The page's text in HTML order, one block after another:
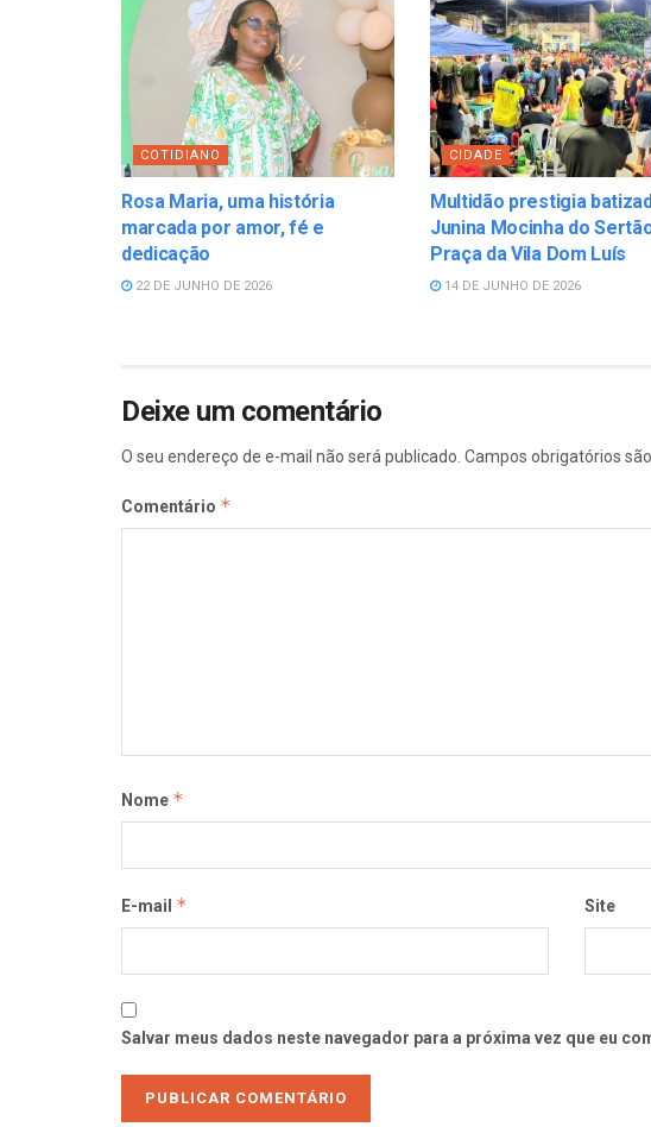
COTIDIANO
Rosa Maria, uma história
marcada por amor, fé e
dedicação
22 DE JUNHO DE 2026
CIDADE
Multidão prestigia
Junina Mocinha do
Praça da Vila Dom Luís
14 DE JUNHO DE 2026
Deixe um comentário
O seu endereço de e-mail não será publicado. Campos obrigatórios
Comentário *
Nome *
E-mail * Site
Salvar meus dados neste navegador para a próxima vez que eu